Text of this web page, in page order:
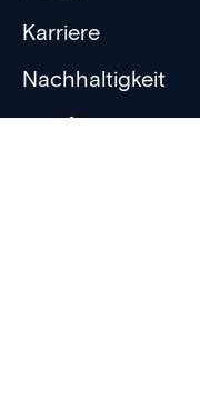
Karriere
Nachhaltigkeit
Zertifikate